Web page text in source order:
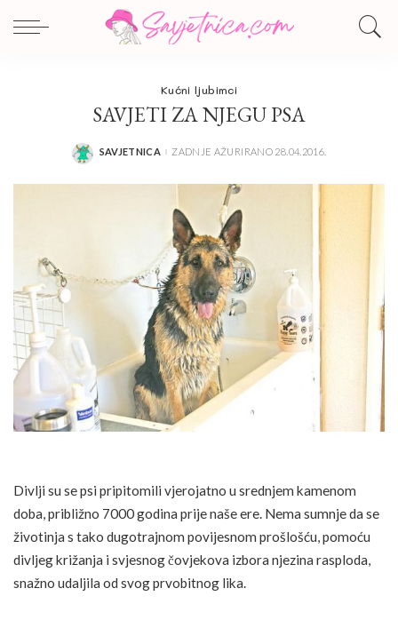
Kućni ljubimci
SAVJETI ZA NJEGU PSA
POSTED
SAVJETNICA ZADNJE AŽURIRANO 28.04.2016.
Divlji su se psi pripitomili vjerojatno u srednjem kamenom
doba, približno 7000 godina prije naše ere. Nema sumnje da se
životinja s tako dugotrajnom povijesnom prošlošću, pomoću
divljeg križanja i svjesnog čovjekova izbora njezina rasploda,
snažno udaljila od svog prvobitnog lika.